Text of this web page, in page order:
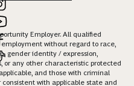
Employer. All qualified
without regard to race,
gender identity / expression,
or any other characteristic protected
and those with criminal
with applicable state and